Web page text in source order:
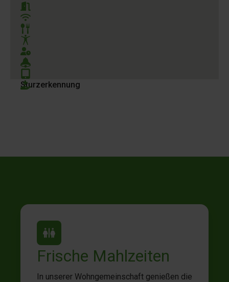
Komfortable Zimmer
WLAN
Frische Verpflegung
Betätigungsengagement
Pflegebetreuung
Hausnotruf
Sturzerkennung
Frische Mahlzeiten
In unserer Wohngemeinschaft genießen die